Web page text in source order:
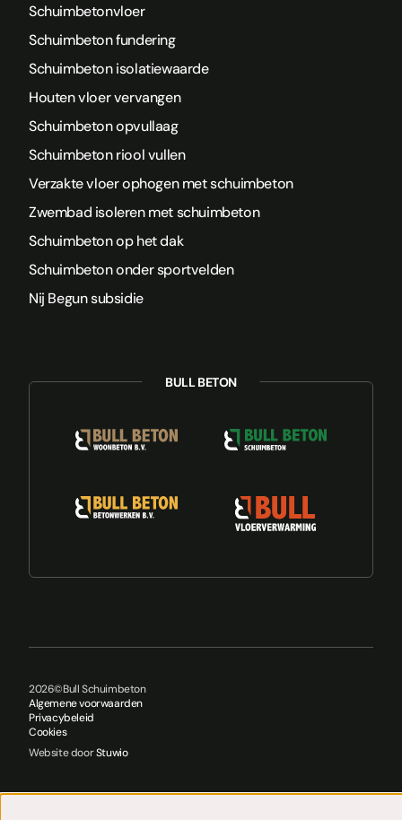
Schuimbetonvloer
Schuimbeton fundering
Schuimbeton isolatiewaarde
Houten vloer vervangen
Schuimbeton opvullaag
Schuimbeton riool vullen
Verzakte vloer ophogen met schuimbeton
Zwembad isoleren met schuimbeton
Schuimbeton op het dak
Schuimbeton onder sportvelden
Nij Begun subsidie
2026©Bull Schuimbeton
Algemene voorwaarden
Privacybeleid
Cookies
Website doorStuwio